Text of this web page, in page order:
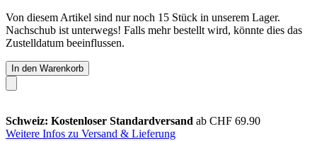
Von diesem Artikel sind nur noch 15 Stück in unserem Lager.
Nachschub ist unterwegs! Falls mehr bestellt wird, könnte dies das
Zustelldatum beeinflussen.
In den Warenkorb
Schweiz: Kostenloser Standardversand ab CHF 69.90
Weitere Infos zu Versand & Lieferung